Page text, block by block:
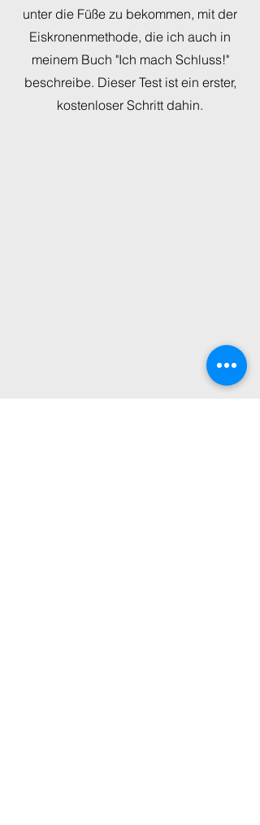
unter die Füße zu bekommen, mit der
Eiskronenmethode, die ich auch in
meinem Buch "Ich mach Schluss!"
beschreibe. Dieser Test ist ein erster,
kostenloser Schritt dahin.